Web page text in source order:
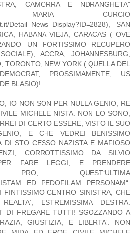
CAMORRA E NDRANGHETA"
MARIA CURCIO
Detail_News_Display?ID=2828), SAN
HABANA VIEJA, CARACAS ( OVE
UN FORTISSIMO RECUPERO
ACCRA, JOHANNESBURG,
TORONTO, NEW YORK ( QUELLA DEL
PROSSIMAMENTE, US
BLASIO)!
IO NON SON PER NULLA GENIO, RE
MICHELE NISTA. NON LO SONO,
DI CERTO ESSERE, VISTO IL SUO
E CHE VEDREI BENISSIMO
DI STO CESSO NAZISTA E MAFIOSO
CORROTTISSIMO DA SILVIO
FARE LEGGI, E PRENDERE
PRO, QUEST‘ULTIMA
ED PEDOFILAM PERSONAM“.
FINTISSIMO CENTRO SINISTRA, CHE
ESTREMISSIMA DESTRA.
DI FREGARE TUTTI! SGOZZANDO A
GIUSTIZIA, E LIBERTA‘. NON